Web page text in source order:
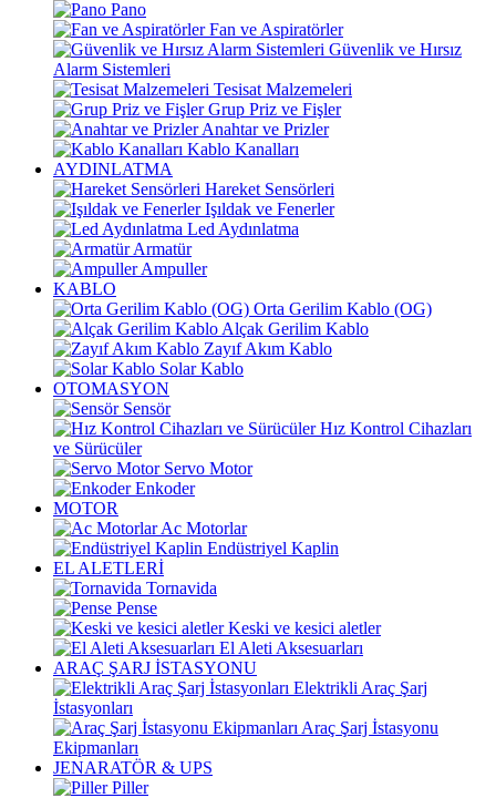
Pano
Fan ve Aspiratörler
Güvenlik ve Hırsız
Alarm Sistemleri
Tesisat Malzemeleri
Grup Priz ve Fişler
Anahtar ve Prizler
Kablo Kanalları
AYDINLATMA
Hareket Sensörleri
Işıldak ve Fenerler
Led Aydınlatma
Armatür
Ampuller
KABLO
Orta Gerilim Kablo (OG)
Alçak Gerilim Kablo
Zayıf Akım Kablo
Solar Kablo
OTOMASYON
Sensör
Hız Kontrol Cihazları
ve Sürücüler
Servo Motor
Enkoder
MOTOR
Ac Motorlar
Endüstriyel Kaplin
EL ALETLERİ
Tornavida
Pense
Keski ve kesici aletler
El Aleti Aksesuarları
ARAÇ ŞARJ İSTASYONU
Elektrikli Araç Şarj
İstasyonları
Araç Şarj İstasyonu
Ekipmanları
JENARATÖR & UPS
Piller